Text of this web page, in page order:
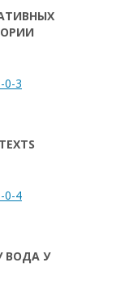
0-3
0-4
ВОДА У